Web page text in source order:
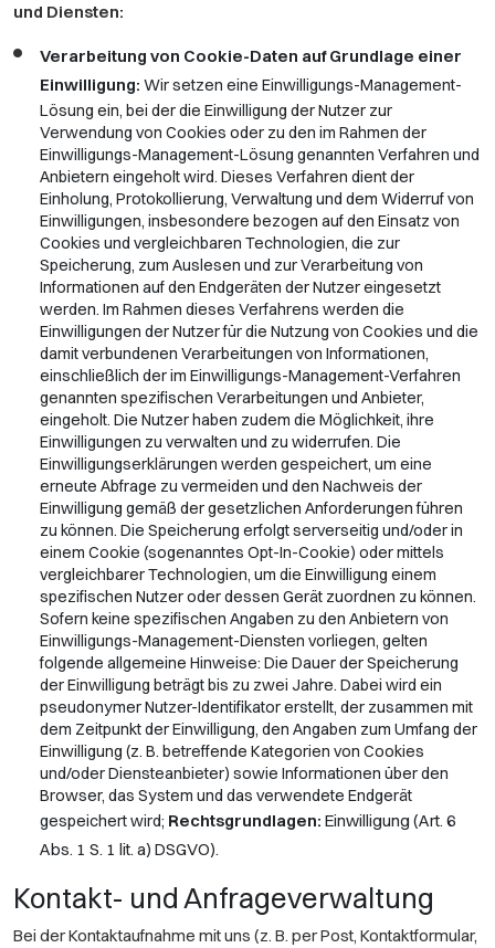
und Diensten:
Verarbeitung von Cookie-Daten auf Grundlage einer
Einwilligung: Wir setzen eine Einwilligungs-Management-
Lösung ein, bei der die Einwilligung der Nutzer zur
Verwendung von Cookies oder zu den im Rahmen der
Einwilligungs-Management-Lösung genannten Verfahren und
Anbietern eingeholt wird. Dieses Verfahren dient der
Einholung, Protokollierung, Verwaltung und dem Widerruf von
Einwilligungen, insbesondere bezogen auf den Einsatz von
Cookies und vergleichbaren Technologien, die zur
Speicherung, zum Auslesen und zur Verarbeitung von
Informationen auf den Endgeräten der Nutzer eingesetzt
werden. Im Rahmen dieses Verfahrens werden die
Einwilligungen der Nutzer für die Nutzung von Cookies und die
damit verbundenen Verarbeitungen von Informationen,
einschließlich der im Einwilligungs-Management-Verfahren
genannten spezifischen Verarbeitungen und Anbieter,
eingeholt. Die Nutzer haben zudem die Möglichkeit, ihre
Einwilligungen zu verwalten und zu widerrufen. Die
Einwilligungserklärungen werden gespeichert, um eine
erneute Abfrage zu vermeiden und den Nachweis der
Einwilligung gemäß der gesetzlichen Anforderungen führen
zu können. Die Speicherung erfolgt serverseitig und/oder in
einem Cookie (sogenanntes Opt-In-Cookie) oder mittels
vergleichbarer Technologien, um die Einwilligung einem
spezifischen Nutzer oder dessen Gerät zuordnen zu können.
Sofern keine spezifischen Angaben zu den Anbietern von
Einwilligungs-Management-Diensten vorliegen, gelten
folgende allgemeine Hinweise: Die Dauer der Speicherung
der Einwilligung beträgt bis zu zwei Jahre. Dabei wird ein
pseudonymer Nutzer-Identifikator erstellt, der zusammen mit
dem Zeitpunkt der Einwilligung, den Angaben zum Umfang der
Einwilligung (z. B. betreffende Kategorien von Cookies
und/oder Diensteanbieter) sowie Informationen über den
Browser, das System und das verwendete Endgerät
gespeichert wird; Rechtsgrundlagen: Einwilligung (Art. 6
Abs. 1 S. 1 lit. a) DSGVO).
Kontakt- und Anfrageverwaltung
Bei der Kontaktaufnahme mit uns (z. B. per Post, Kontaktformular,